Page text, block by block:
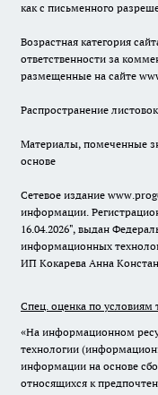
как с письменного
Возрастная категория
ответственности за
размещенные на сайте
Распространение
Материалы, помеченные
основе
Сетевое издание
информации.
16.04.2026", выдан
информационных
ИП Кокарева Анна
Спец. оценка по условиям
«На информационном
технологии
информации на основе
относящихся к